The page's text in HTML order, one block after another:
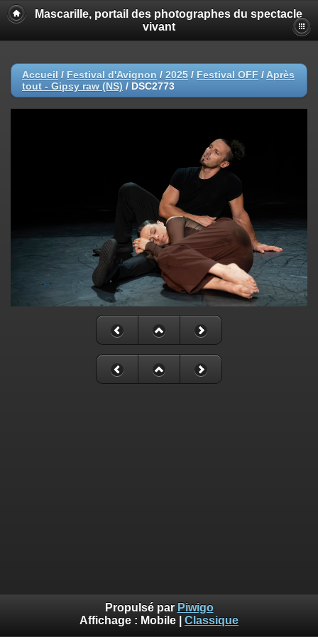
Mascarille, portail des photographes du spectacle
vivant
Accueil / Festival d'Avignon / 2025 / Festival OFF / Après
tout - Gipsy raw (NS) / DSC2773
Propulsé par Piwigo
Affichage : Mobile Classique